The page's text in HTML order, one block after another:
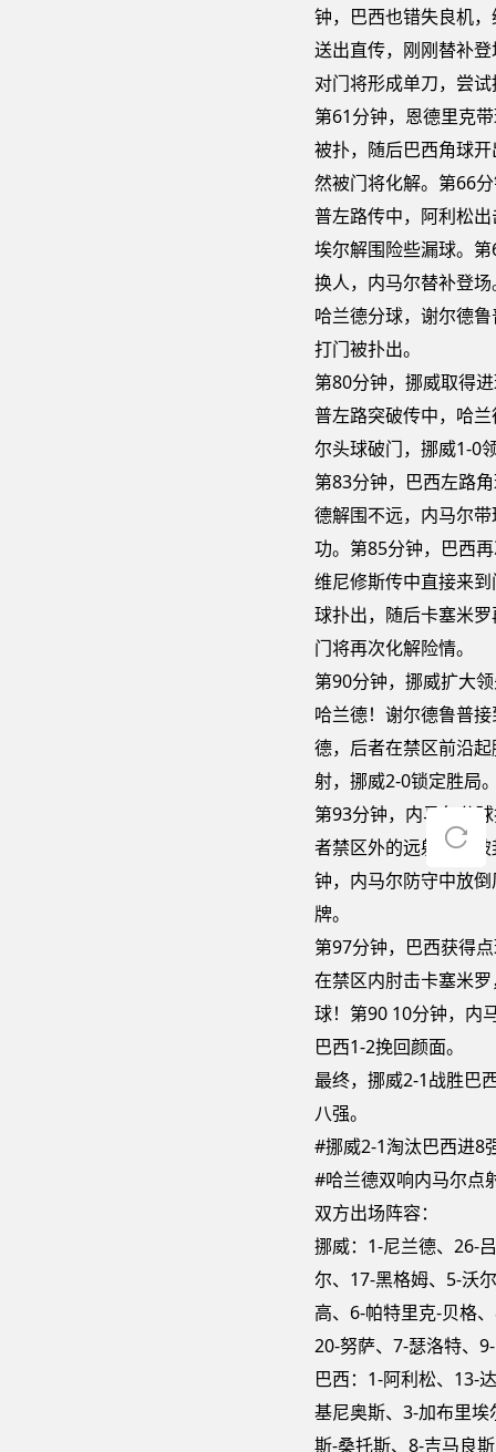
钟，巴西也错失良机
送出直传，刚刚替补
对门将形成单刀，尝
第61分钟，恩德里克
被扑，随后巴西角球
然被门将化解。第66
普左路传中，阿利松
埃尔解围险些漏球。
换人，内马尔替补登
哈兰德分球，谢尔德
打门被扑出。
第80分钟，挪威取得
普左路突破传中，哈
尔头球破门，挪威1-0
第83分钟，巴西左路
德解围不远，内马尔
功。第85分钟，巴西
维尼修斯传中直接来
球扑出，随后卡塞米
门将再次化解险情。
第90分钟，挪威扩大
哈兰德！谢尔德鲁普
德，后者在禁区前沿
射，挪威2-0锁定胜局
第93分钟，内马尔分
者禁区外的远射直接
钟，内马尔防守中放
牌。
第97分钟，巴西获得
在禁区内肘击卡塞米
球！第90 10分钟，内
巴西1-2挽回颜面。
最终，挪威2-1战胜巴
八强。
#挪威2-1淘汰巴西进8
#哈兰德双响内马尔点
双方出场阵容：
挪威：1-尼兰德、26-
尔、17-黑格姆、5-沃
高、6-帕特里克-贝格
20-努萨、7-瑟洛特、
巴西：1-阿利松、13-
基尼奥斯、3-加布里埃
斯-桑托斯、8-吉马良